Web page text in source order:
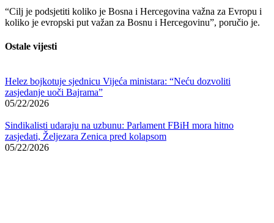
“Cilj je podsjetiti koliko je Bosna i Hercegovina važna za Evropu i
koliko je evropski put važan za Bosnu i Hercegovinu”, poručio je.
Ostale vijesti
Helez bojkotuje sjednicu Vijeća ministara: “Neću dozvoliti
zasjedanje uoči Bajrama”
05/22/2026
Sindikalisti udaraju na uzbunu: Parlament FBiH mora hitno
zasjedati, Željezara Zenica pred kolapsom
05/22/2026